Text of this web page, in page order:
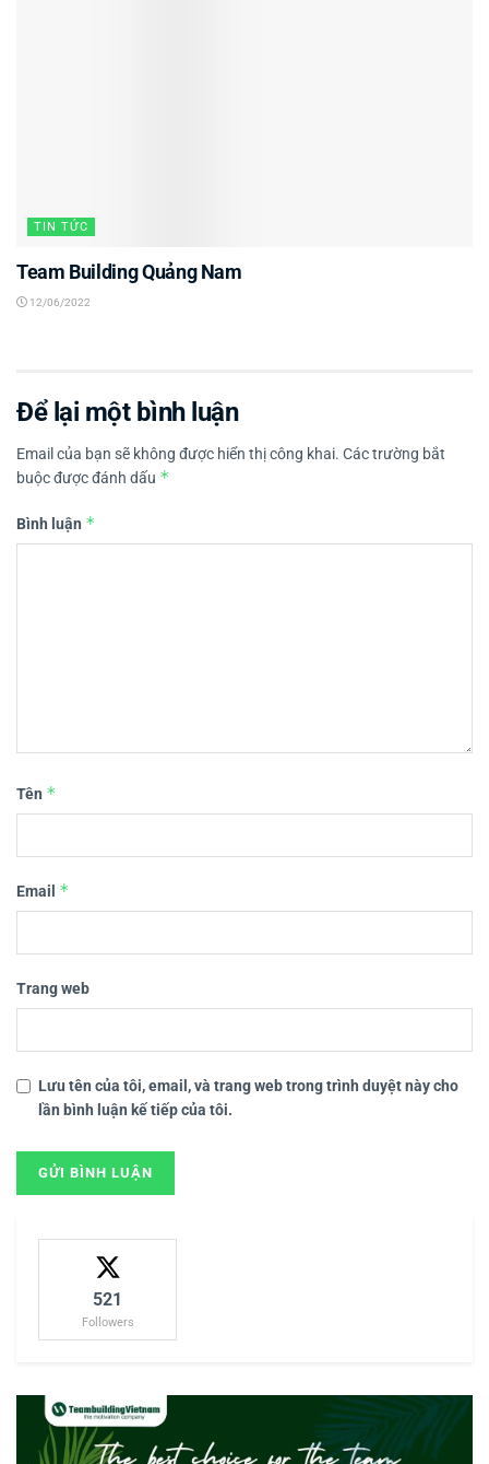
TIN TỨC
Team Building Quảng Nam
12/06/2022
Để lại một bình luận
Email của bạn sẽ không được hiển thị công khai. Các trường bắt
buộc được đánh dấu *
Bình luận *
Tên *
Email *
Trang web
Lưu tên của tôi, email, và trang web trong trình duyệt này cho
lần bình luận kế tiếp của tôi.
521
Followers